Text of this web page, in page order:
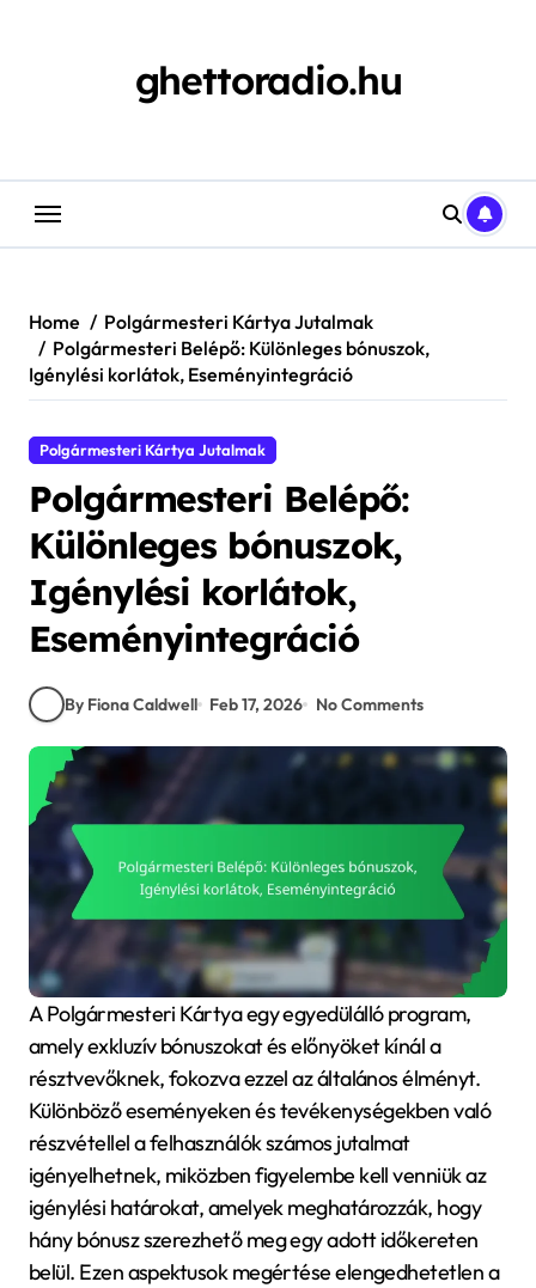
ghettoradio.hu
Home
Polgármesteri Kártya Jutalmak
Polgármesteri Belépő: Különleges bónuszok,
Igénylési korlátok, Eseményintegráció
Polgármesteri Kártya Jutalmak
Polgármesteri Belépő:
Különleges bónuszok,
Igénylési korlátok,
Eseményintegráció
By Fiona Caldwell Feb 17, 2026 No Comments
A Polgármesteri Kártya egy egyedülálló program,
amely exkluzív bónuszokat és előnyöket kínál a
résztvevőknek, fokozva ezzel az általános élményt.
Különböző eseményeken és tevékenységekben való
részvétellel a felhasználók számos jutalmat
igényelhetnek, miközben figyelembe kell venniük az
igénylési határokat, amelyek meghatározzák, hogy
hány bónusz szerezhető meg egy adott időkereten
belül. Ezen aspektusok megértése elengedhetetlen a